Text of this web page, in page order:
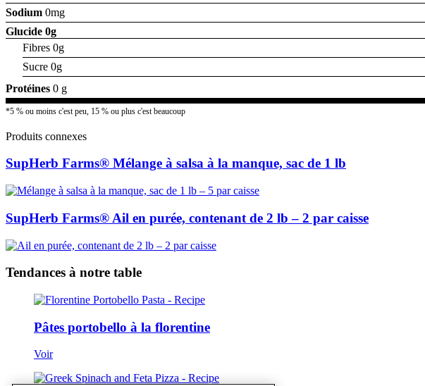
Sodium 0mg
Glucide 0g
Fibres 0g
Sucre 0g
Protéines 0 g
*5 % ou moins c'est peu, 15 % ou plus c'est beaucoup
Produits connexes
SupHerb Farms® Mélange à salsa à la manque, sac de 1 lb
SupHerb Farms® Ail en purée, contenant de 2 lb – 2 par caisse
Tendances à notre table
Pâtes portobello à la florentine
Voir